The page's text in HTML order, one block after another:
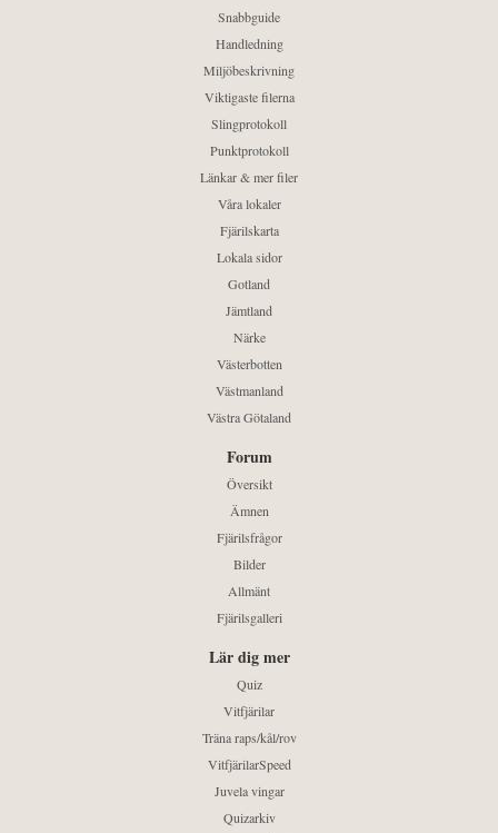
Snabbguide
Handledning
Miljöbeskrivning
Viktigaste filerna
Slingprotokoll
Punktprotokoll
Länkar & mer filer
Våra lokaler
Fjärilskarta
Lokala sidor
Gotland
Jämtland
Närke
Västerbotten
Västmanland
Västra Götaland
Forum
Översikt
Ämnen
Fjärilsfrågor
Bilder
Allmänt
Fjärilsgalleri
Lär dig mer
Quiz
Vitfjärilar
Träna raps/kål/rov
VitfjärilarSpeed
Juvela vingar
Quizarkiv